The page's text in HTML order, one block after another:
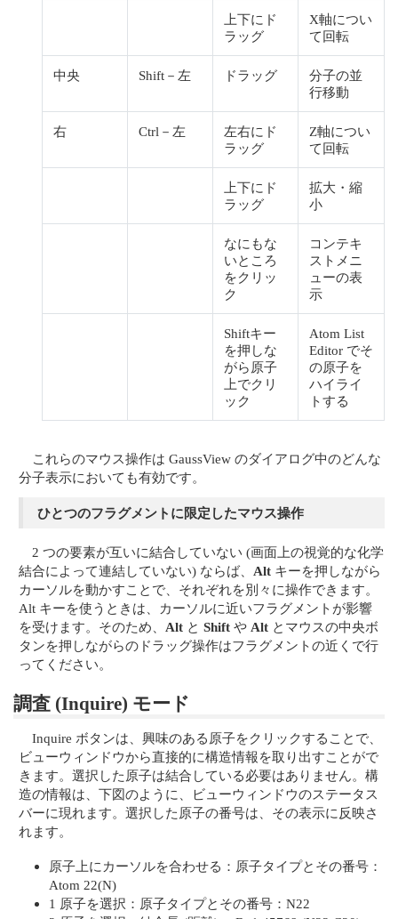
上下にド
ラッグ
X軸につい
て回転
中央 Shift－左 ドラッグ
分子の並
行移動
右 Ctrl－左
左右にド
ラッグ
Z軸につい
て回転
上下にド
ラッグ
拡大・縮
小
なにもな
いところ
をクリッ
ク
コンテキ
ストメニ
ューの表
示
Shiftキー
を押しな
がら原子
上でクリ
ック
Atom List
Editor でそ
の原子を
ハイライ
トする
これらのマウス操作は GaussView のダイアログ中のどんな
分子表示においても有効です。
ひとつのフラグメントに限定したマウス操作
2 つの要素が互いに結合していない (画面上の視覚的な化学
結合によって連結していない) ならば、 Alt キーを押しながら
カーソルを動かすことで、それぞれを別々に操作できます。
Alt キーを使うときは、カーソルに近いフラグメントが影響
を受けます。そのため、 Alt とShift や Alt とマウスの中央ボ
タンを押しながらのドラッグ操作はフラグメントの近くで行
ってください。
調査 (Inquire) モード
Inquire ボタンは、興味のある原子をクリックすることで、
ビューウィンドウから直接的に構造情報を取り出すことがで
きます。選択した原子は結合している必要はありません。構
造の情報は、下図のように、ビューウィンドウのステータス
バーに現れます。選択した原子の番号は、その表示に反映さ
れます。
原子上にカーソルを合わせる：原子タイプとその番号：
Atom 22(N)
1 原子を選択：原子タイプとその番号：N22